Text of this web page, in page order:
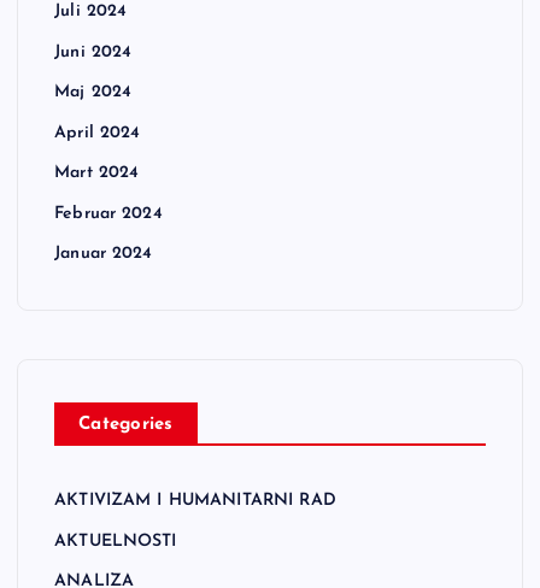
Juli 2024
Juni 2024
Maj 2024
April 2024
Mart 2024
Februar 2024
Januar 2024
Categories
AKTIVIZAM I HUMANITARNI RAD
AKTUELNOSTI
ANALIZA